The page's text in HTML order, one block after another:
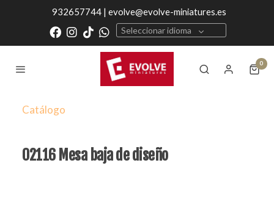
932657744 | evolve@evolve-miniatures.es
Seleccionar idioma
0
Catálogo
02116 Mesa baja de diseño